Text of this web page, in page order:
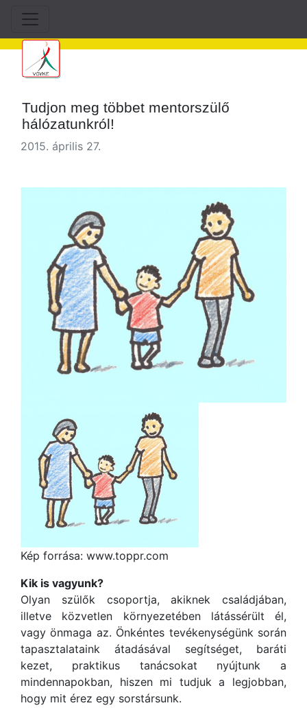
Tudjon meg többet mentorszülő
hálózatunkról!
2015. április 27.
Kép forrása: www.toppr.com
Kik is vagyunk?
Olyan szülők csoportja, akiknek családjában,
illetve közvetlen környezetében látássérült él,
vagy önmaga az. Önkéntes tevékenységünk során
tapasztalataink átadásával segítséget, baráti
kezet, praktikus tanácsokat nyújtunk a
mindennapokban, hiszen mi tudjuk a legjobban,
hogy mit érez egy sorstársunk.